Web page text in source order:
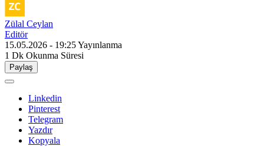
Zülal Ceylan
Editör
15.05.2026 - 19:25Yayınlanma
1 Dk Okunma Süresi
Paylaş
Linkedin
Pinterest
Telegram
Yazdır
Kopyala